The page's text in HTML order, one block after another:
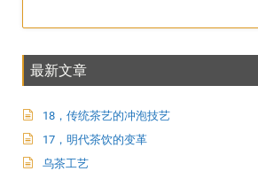
最新文章
18，传统茶艺的冲泡技艺
17，明代茶饮的变革
乌茶工艺